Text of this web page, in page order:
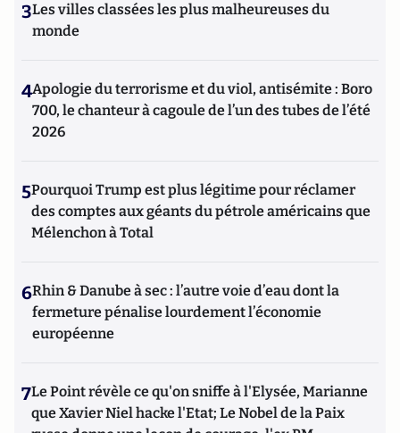
3Les villes classées les plus malheureuses du
monde
4Apologie du terrorisme et du viol, antisémite : Boro
700, le chanteur à cagoule de l’un des tubes de l’été
2026
5Pourquoi Trump est plus légitime pour réclamer
des comptes aux géants du pétrole américains que
Mélenchon à Total
6Rhin & Danube à sec : l’autre voie d’eau dont la
fermeture pénalise lourdement l’économie
européenne
7Le Point révèle ce qu'on sniffe à l'Elysée, Marianne
que Xavier Niel hacke l'Etat; Le Nobel de la Paix